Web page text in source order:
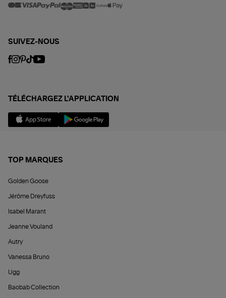
SUIVEZ-NOUS
TÉLÉCHARGEZ L'APPLICATION
TOP MARQUES
Golden Goose
Jérôme Dreyfuss
Isabel Marant
Jeanne Vouland
Autry
Vanessa Bruno
Ugg
Baobab Collection